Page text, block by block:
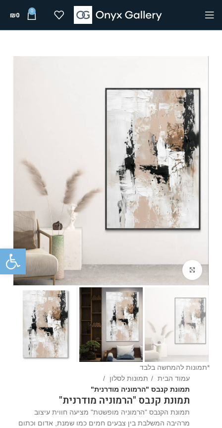
0
₪0
Click to enlarge
*תמונות להמחשה בלבד
עמוד הבית
תמונות לסלון
תמונת קנבס "הרמוניה מודרנית"
תמונת קנבס "הרמוניה מודרנית"
תמונת הקנבס "הרמוניה מופשטת" מציעה חווית עיצוב
מרהיבה המשלבת בין צבעים חמים כמו שמנת, אדום וכתום